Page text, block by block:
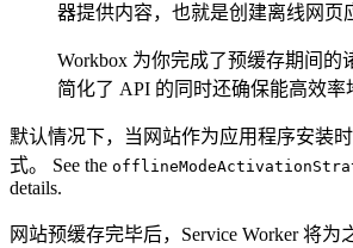
器提供内容，也就是创建离线网页
Workbox 为你完成了预缓存期间的
简化了 API 的同时还确保能高效率
默认情况下，当网站作为应用程序安装
式。 See the
details.
网站预缓存完毕后，Service Worker 将